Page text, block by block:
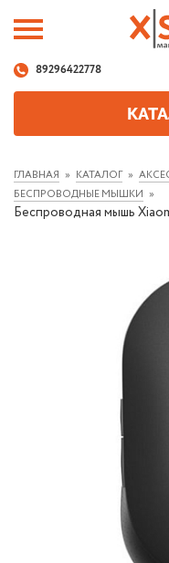
89296422778
ГЛАВНАЯ КАТАЛОГ
БЕСПРОВОДНЫЕ МЫШКИ
Беспроводная мышь